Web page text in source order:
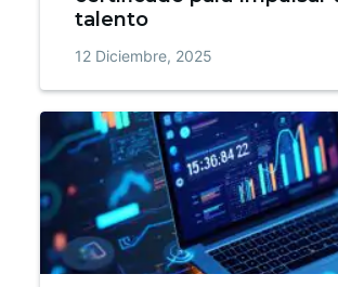
talento
12 Diciembre, 2025